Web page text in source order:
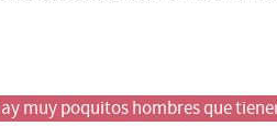
muy poquitos hombres que